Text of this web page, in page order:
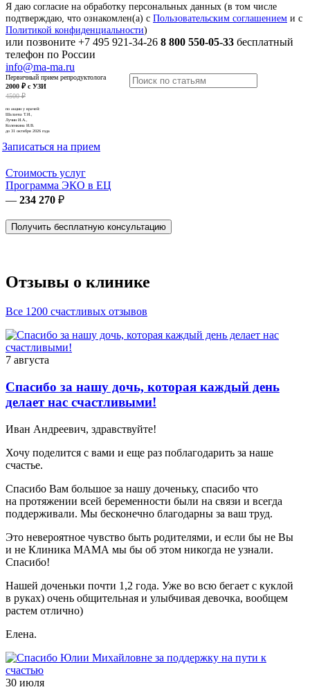
Я даю согласие на обработку персональных данных (в том числе
подтверждаю, что ознакомлен(а) с Пользовательским соглашением и с
Политикой конфиденциальности)
или позвоните +7 495 921-34-26 8 800 550-05-33 бесплатный
телефон по России
info@ma-ma.ru
Первичный прием репродуктолога
2000 ₽ с УЗИ
4500 ₽
по акции у врачей:
Шалаева Т.И.,
Лучин И.А.,
Коленкина И.В.
до 31 октября 2026 года
Записаться на прием
Стоимость услуг
Программа ЭКО в ЕЦ
— 234 270 ₽
Получить бесплатную консультацию
Отзывы о клинике
Все 1200 счастливых отзывов
7 августа
Спасибо за нашу дочь, которая каждый день
делает нас счастливыми!
Иван Андреевич, здравствуйте!
Хочу поделится с вами и еще раз поблагодарить за наше
счастье.
Спасибо Вам большое за нашу доченьку, спасибо что
на протяжении всей беременности были на связи и всегда
поддерживали. Мы бесконечно благодарны за ваш труд.
Это невероятное чувство быть родителями, и если бы не Вы
и не Клиника МАМА мы бы об этом никогда не узнали.
Спасибо!
Нашей доченьки почти 1,2 года. Уже во всю бегает с куклой
в руках) очень общительная и улыбчивая девочка, вообщем
растем отлично)
Елена.
30 июля